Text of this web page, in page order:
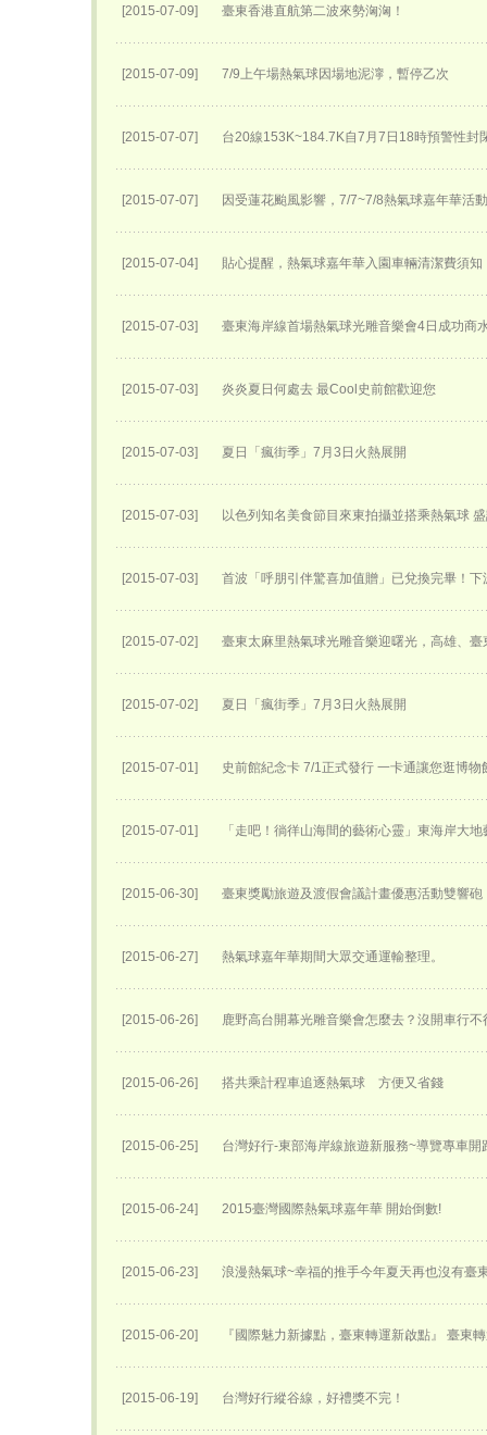
[2015-07-09] 臺東香港直航第二波來勢洶洶！
[2015-07-09] 7/9上午場熱氣球因場地泥濘，暫停乙次
[2015-07-07] 台20線153K~184.7K自7月7日18時預警性封
[2015-07-07] 因受蓮花颱風影響，7/7~7/8熱氣球嘉年華活
[2015-07-04] 貼心提醒，熱氣球嘉年華入園車輛清潔費須知
[2015-07-03] 臺東海岸線首場熱氣球光雕音樂會4日成功商
[2015-07-03] 炎炎夏日何處去 最Cool史前館歡迎您
[2015-07-03] 夏日「瘋街季」7月3日火熱展開
[2015-07-03] 以色列知名美食節目來東拍攝並搭乘熱氣球
[2015-07-03] 首波「呼朋引伴驚喜加值贈」已兌換完畢！下
[2015-07-02] 臺東太麻里熱氣球光雕音樂迎曙光，高雄、
[2015-07-02] 夏日「瘋街季」7月3日火熱展開
[2015-07-01] 史前館紀念卡 7/1正式發行 一卡通讓您逛博物
[2015-07-01] 「走吧！徜徉山海間的藝術心靈」東海岸大
[2015-06-30] 臺東獎勵旅遊及渡假會議計畫優惠活動雙響砲
[2015-06-27] 熱氣球嘉年華期間大眾交通運輸整理。
[2015-06-26] 鹿野高台開幕光雕音樂會怎麼去？沒開車行不
[2015-06-26] 搭共乘計程車追逐熱氣球 方便又省錢
[2015-06-25] 台灣好行-東部海岸線旅遊新服務~導覽專車開
[2015-06-24] 2015臺灣國際熱氣球嘉年華 開始倒數!
[2015-06-23] 浪漫熱氣球~幸福的推手今年夏天再也沒有臺
[2015-06-20] 『國際魅力新據點，臺東轉運新啟點』 臺東轉
[2015-06-19] 台灣好行縱谷線，好禮獎不完！